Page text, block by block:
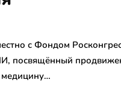
с Фондом
посвящённый
медицину…